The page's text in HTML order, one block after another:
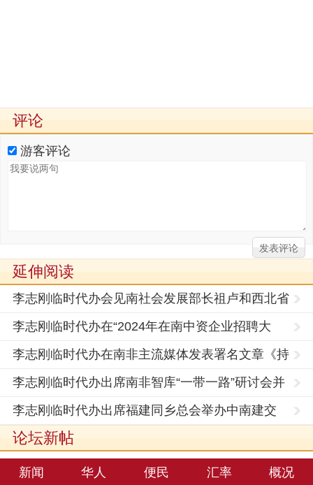
评论
游客评论
延伸阅读
李志刚临时代办会见南社会发展部长祖卢和西北省
副省长
李志刚临时代办在“2024年在南中资企业招聘大
会”上的
李志刚临时代办在南非主流媒体发表署名文章《持
续发展
李志刚临时代办出席南非智库“一带一路”研讨会并
作主
李志刚临时代办出席福建同乡总会举办中南建交
25周年庆
论坛新帖
新闻 华人 便民 汇率 概况